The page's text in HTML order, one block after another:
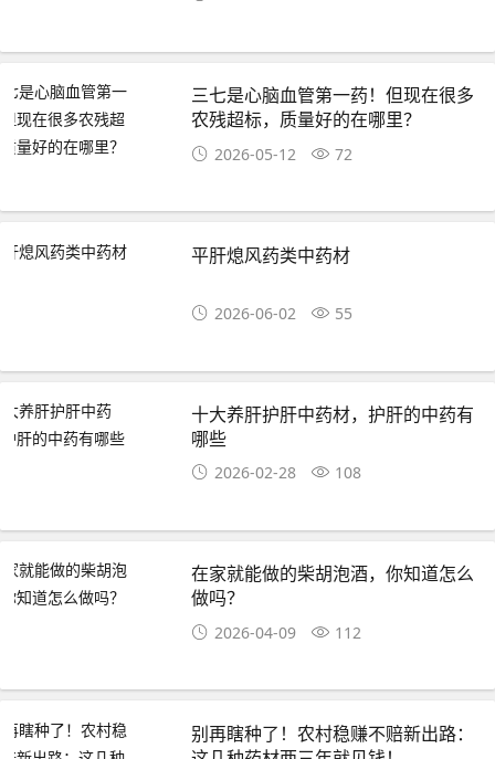
三七是心脑血管第一药！但现在很多
农残超标，质量好的在哪里？
2026-05-12 72
平肝熄风药类中药材
2026-06-02 55
十大养肝护肝中药材，护肝的中药有
哪些
2026-02-28 108
在家就能做的柴胡泡酒，你知道怎么
做吗？
2026-04-09 112
别再瞎种了！农村稳赚不赔新出路：